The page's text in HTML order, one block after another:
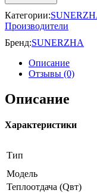
Категории:
Производители
Бренд:SUNERZHA
Описание
Отзывы (0)
Описание
Характеристики
Тип
Модель
Теплоотдача (Qвт)